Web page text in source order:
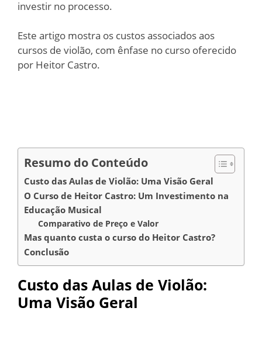
investir no processo.
Este artigo mostra os custos associados aos
cursos de violão, com ênfase no curso oferecido
por Heitor Castro.
Resumo do Conteúdo
Custo das Aulas de Violão: Uma Visão Geral
O Curso de Heitor Castro: Um Investimento na
Educação Musical
Comparativo de Preço e Valor
Mas quanto custa o curso do Heitor Castro?
Conclusão
Custo das Aulas de Violão:
Uma Visão Geral